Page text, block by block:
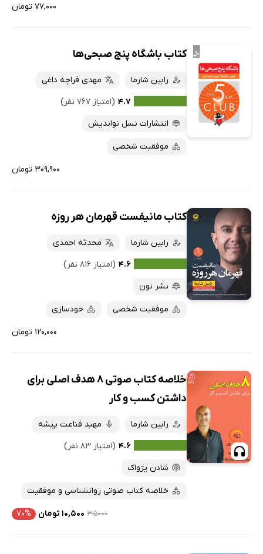
۷۷,۰۰۰ تومان
کتاب باشگاه پنج صبحی‌ها
رابین شارما
مهدی قراچه داغی
۴.۷ (امتیاز ۷۶۷ نفر)
انتشارات نسل نواندیش
موفقیت شخصی
۳۰۹,۹۰۰ تومان
کتاب مانیفست قهرمان هر روزه
رابین شارما
محدثه احمدی
۴.۶ (امتیاز ۸۱۶ نفر)
نشر نون
موفقیت شخصی خودسازی
۱۲۰,۰۰۰ تومان
خلاصه کتاب صوتی ۸ هدف اصلی برای
داشتن کسب و کار
رابین شارما
مهبد قناعت پیشه
۴.۶ (امتیاز ۸۳ نفر)
شادن پژواک
خلاصه کتاب صوتی روانشناسی و موفقیت
۳۵۰۰۰ ۱۰,۵۰۰ تومان ۷۰%